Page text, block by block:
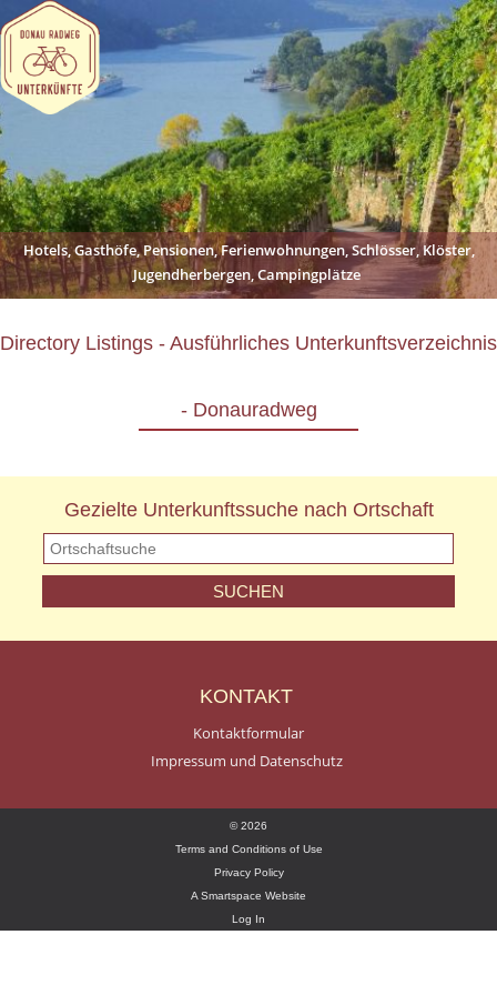
Hotels, Gasthöfe, Pensionen, Ferienwohnungen, Schlösser, Klöster,
Jugendherbergen, Campingplätze
Directory Listings - Ausführliches Unterkunftsverzeichnis
- Donauradweg
Gezielte Unterkunftssuche nach Ortschaft
KONTAKT
Kontaktformular
Impressum und Datenschutz
© 2026
Terms and Conditions of Use
Privacy Policy
A Smartspace Website
Log In